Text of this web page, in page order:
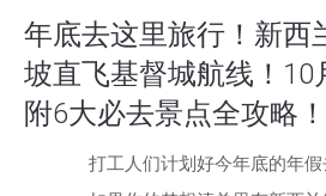
年底去这里旅行！新西
坡直飞基督城航线！10
附6大必去景点全攻略！
打工人们计划好今年底的年假